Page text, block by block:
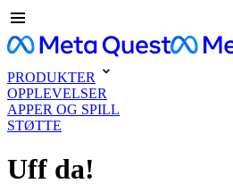
PRODUKTER
OPPLEVELSER
APPER OG SPILL
STØTTE
Uff da!